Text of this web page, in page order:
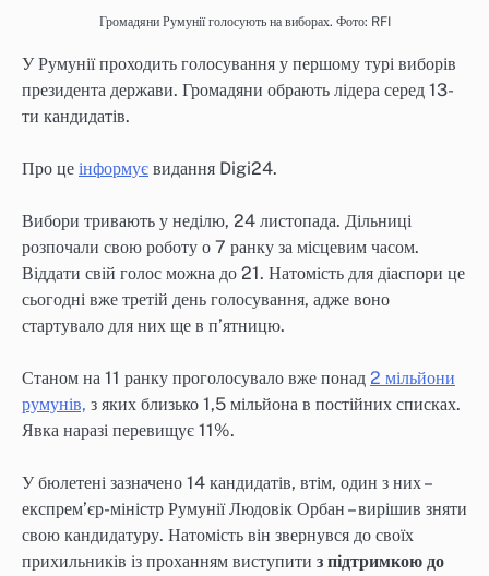
Громадяни Румунії голосують на виборах. Фото: RFI
У Румунії проходить голосування у першому турі виборів
президента держави. Громадяни обрають лідера серед 13-
ти кандидатів.
Про це інформує видання Digi24.
Вибори тривають у неділю, 24 листопада. Дільниці
розпочали свою роботу о 7 ранку за місцевим часом.
Віддати свій голос можна до 21. Натомість для діаспори це
сьогодні вже третій день голосування, адже воно
стартувало для них ще в п’ятницю.
Станом на 11 ранку проголосувало вже понад 2 мільйони
румунів, з яких близько 1,5 мільйона в постійних списках.
Явка наразі перевищує 11%.
У бюлетені зазначено 14 кандидатів, втім, один з них –
експрем’єр-міністр Румунії Людовік Орбан – вирішив зняти
свою кандидатуру. Натомість він звернувся до своїх
прихильників із проханням виступити з підтримкою до